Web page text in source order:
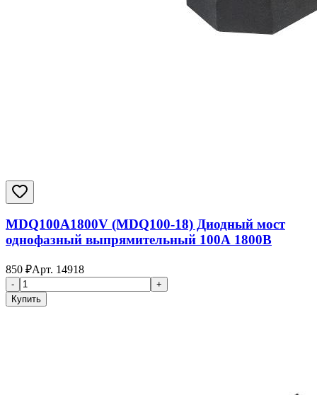
MDQ100A1800V (MDQ100-18) Диодный мост
однофазный выпрямительный 100А 1800В
850 ₽Арт. 14918
-
+
Купить